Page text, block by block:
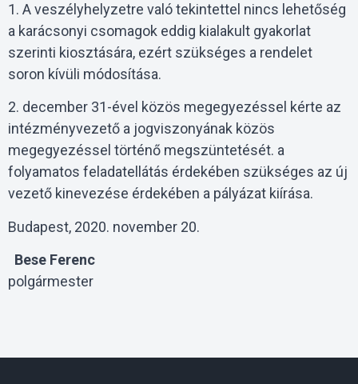
1. A veszélyhelyzetre való tekintettel nincs lehetőség
a karácsonyi csomagok eddig kialakult gyakorlat
szerinti kiosztására, ezért szükséges a rendelet
soron kívüli módosítása.
2. december 31-ével közös megegyezéssel kérte az
intézményvezető a jogviszonyának közös
megegyezéssel történő megszüntetését. a
folyamatos feladatellátás érdekében szükséges az új
vezető kinevezése érdekében a pályázat kiírása.
Budapest, 2020. november 20.
Bese Ferenc
polgármester